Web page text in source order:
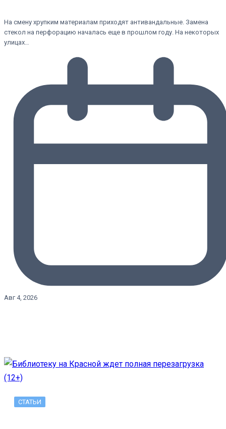
На смену хрупким материалам приходят антивандальные. Замена
стекол на перфорацию началась еще в прошлом году. На некоторых
улицах…
Авг 4, 2026
СТАТЬИ